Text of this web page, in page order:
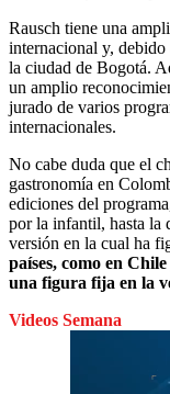
Rausch tiene una
internacional y, debido
la ciudad de Bogotá.
un amplio
jurado de varios
internacionales.
No cabe duda que el
gastronomía en
ediciones del
por la infantil, hasta la
versión en la cual ha
países, como en
una figura fija en la
Videos Semana